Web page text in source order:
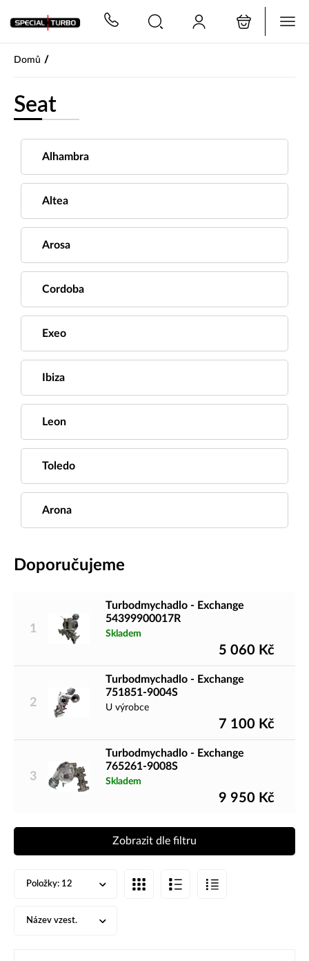
Domů /
Seat
Alhambra
Altea
Arosa
Cordoba
Exeo
Ibiza
Leon
Toledo
Arona
Doporučujeme
1
Turbodmychadlo - Exchange
54399900017R
Skladem
5 060 Kč
2
Turbodmychadlo - Exchange
751851-9004S
U výrobce
7 100 Kč
3
Turbodmychadlo - Exchange
765261-9008S
Skladem
9 950 Kč
Zobrazit dle filtru
Položky: 12
Název vzest.